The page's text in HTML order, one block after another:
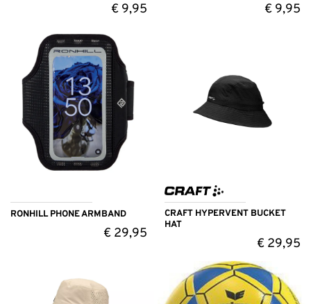
€9,95 € 9,95
RONHILL PHONE ARMBAND
€29,95
CRAFT HYPERVENT BUCKET
HAT
€ 29,95